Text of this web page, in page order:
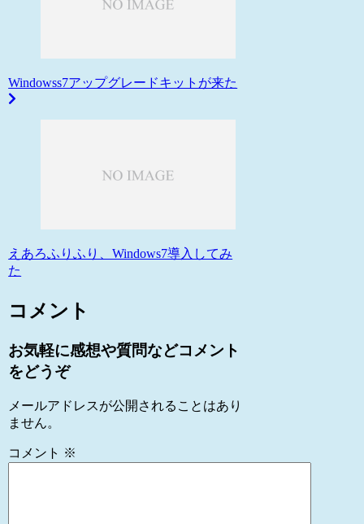
Windowss7アップグレードキットが来た
えあろふりふり、Windows7導入してみ
た
コメント
お気軽に感想や質問などコメント
をどうぞ
メールアドレスが公開されることはあり
ません。
コメント ※